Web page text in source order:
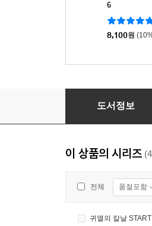
6
8,100원
귀멸의 칼날
도서정보
이 상품의 시리즈
전체 품절포함
귀멸의 칼날